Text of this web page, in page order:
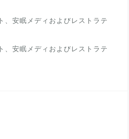
、安眠メディおよびレストラテ
、安眠メディおよびレストラテ